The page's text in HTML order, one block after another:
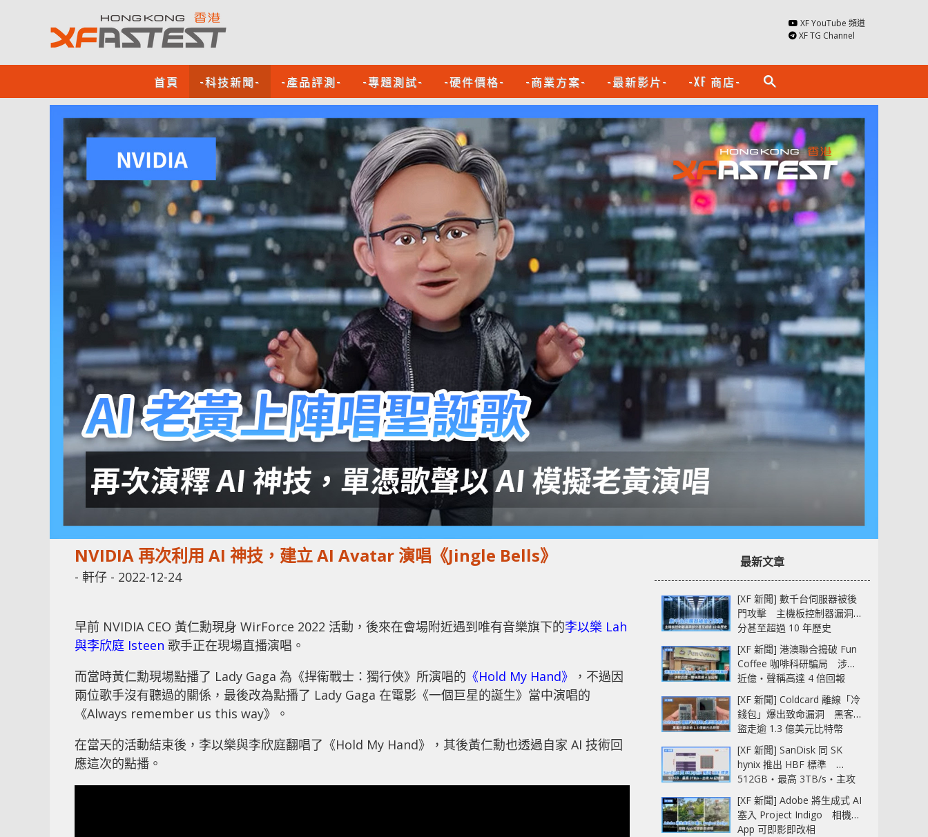
XF YouTube 頻道
XF TG Channel
首頁 -科技新聞- -產品評測- -專題測試- -硬件價格- -商業方案- -最新影片- -XF 商店- search
NVIDIA 再次利用 AI 神技，建立 AI Avatar 演唱《Jingle Bells》
- 軒仔 - 2022-12-24
早前 NVIDIA CEO 黃仁勳現身 WirForce 2022 活動，後來在會場附近遇到唯有音樂旗下的李以樂 Lah
與李欣庭 Isteen 歌手正在現場直播演唱。
而當時黃仁勳現場點播了 Lady Gaga 為《捍衛戰士：獨行俠》所演唱的 《Hold My Hand》
，不過因
兩位歌手沒有聽過的關係，最後改為點播了 Lady Gaga 在電影《一個巨星的誕生》當中演唱的
《Always remember us this way》。
在當天的活動結束後，李以樂與李欣庭翻唱了《Hold My Hand》，其後黃仁勳也透過自家 AI 技術回
應這次的點播。
最新文章
[XF 新聞] 數千台伺服器被後
門攻擊 主機板控制器漏洞部
分甚至超過 10 年歷史
[XF 新聞] 港澳聯合搗破 Fun
Coffee 咖啡科研騙局 涉款
近億‧聲稱高達 4 倍回報
[XF 新聞] Coldcard 離線「冷
錢包」爆出致命漏洞 黑客已
盜走逾 1.3 億美元比特幣
[XF 新聞] SanDisk 同 SK
hynix 推出 HBF 標準
512GB‧最高 3TB/s‧主攻
AI 記憶體
[XF 新聞] Adobe 將生成式 AI
塞入 Project Indigo 相機
App 可即影即改相